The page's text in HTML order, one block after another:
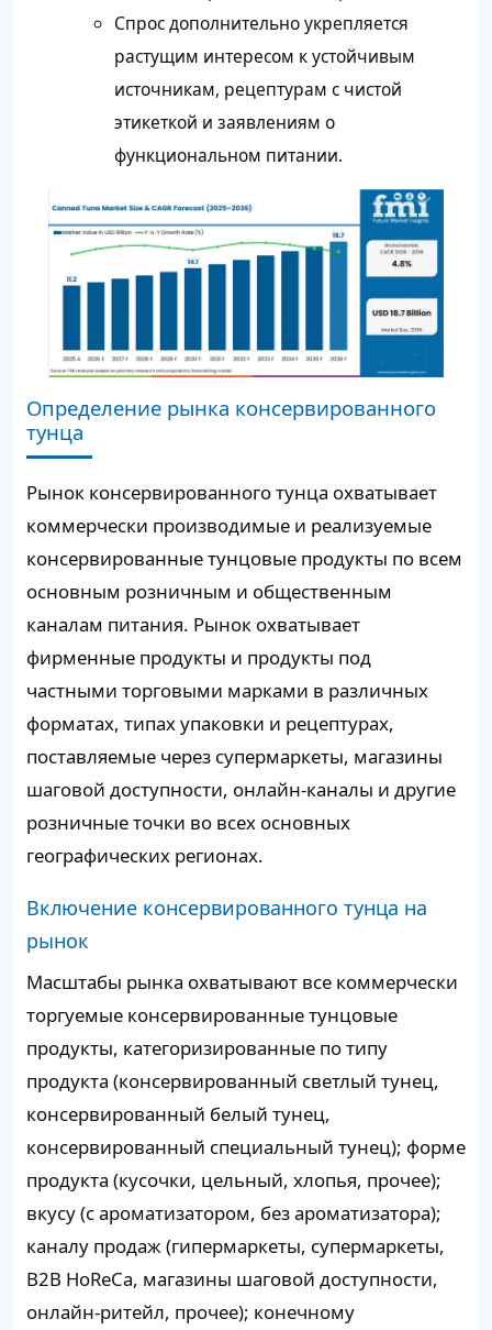
Спрос дополнительно укрепляется
растущим интересом к устойчивым
источникам, рецептурам с чистой
этикеткой и заявлениям о
функциональном питании.
Определение рынка консервированного
тунца
Рынок консервированного тунца охватывает
коммерчески производимые и реализуемые
консервированные тунцовые продукты по всем
основным розничным и общественным
каналам питания. Рынок охватывает
фирменные продукты и продукты под
частными торговыми марками в различных
форматах, типах упаковки и рецептурах,
поставляемые через супермаркеты, магазины
шаговой доступности, онлайн-каналы и другие
розничные точки во всех основных
географических регионах.
Включение консервированного тунца на
рынок
Масштабы рынка охватывают все коммерчески
торгуемые консервированные тунцовые
продукты, категоризированные по типу
продукта (консервированный светлый тунец,
консервированный белый тунец,
консервированный специальный тунец); форме
продукта (кусочки, цельный, хлопья, прочее);
вкусу (с ароматизатором, без ароматизатора);
каналу продаж (гипермаркеты, супермаркеты,
B2B HoReCa, магазины шаговой доступности,
онлайн-ритейл, прочее); конечному